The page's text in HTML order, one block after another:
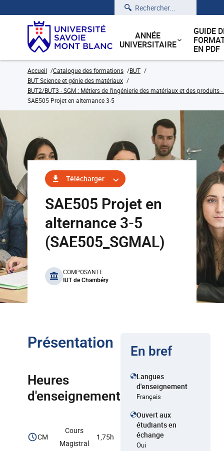
Rechercher
ANNÉE
UNIVERSITAIRE
GUIDE
EN PDF
Accueil Catalogue des formations
BUT
BUT Science et génie des matériaux
BUT2/BUT3 - SGM : Métiers de l’ingénierie des matériaux et des produits
SAE505 Projet en alternance 3-5
Télécharger
SAE505 Projet en
alternance 3-5
(SAE505_SGMAL)
benefits
COMPOSANTE
IUT de Chambéry
Présentation
Heures
d'enseignement
CM
Cours
Magistral
1,75h
En bref
Langues
d'enseignement
Français
Ouvert aux
étudiants en
échange
Oui